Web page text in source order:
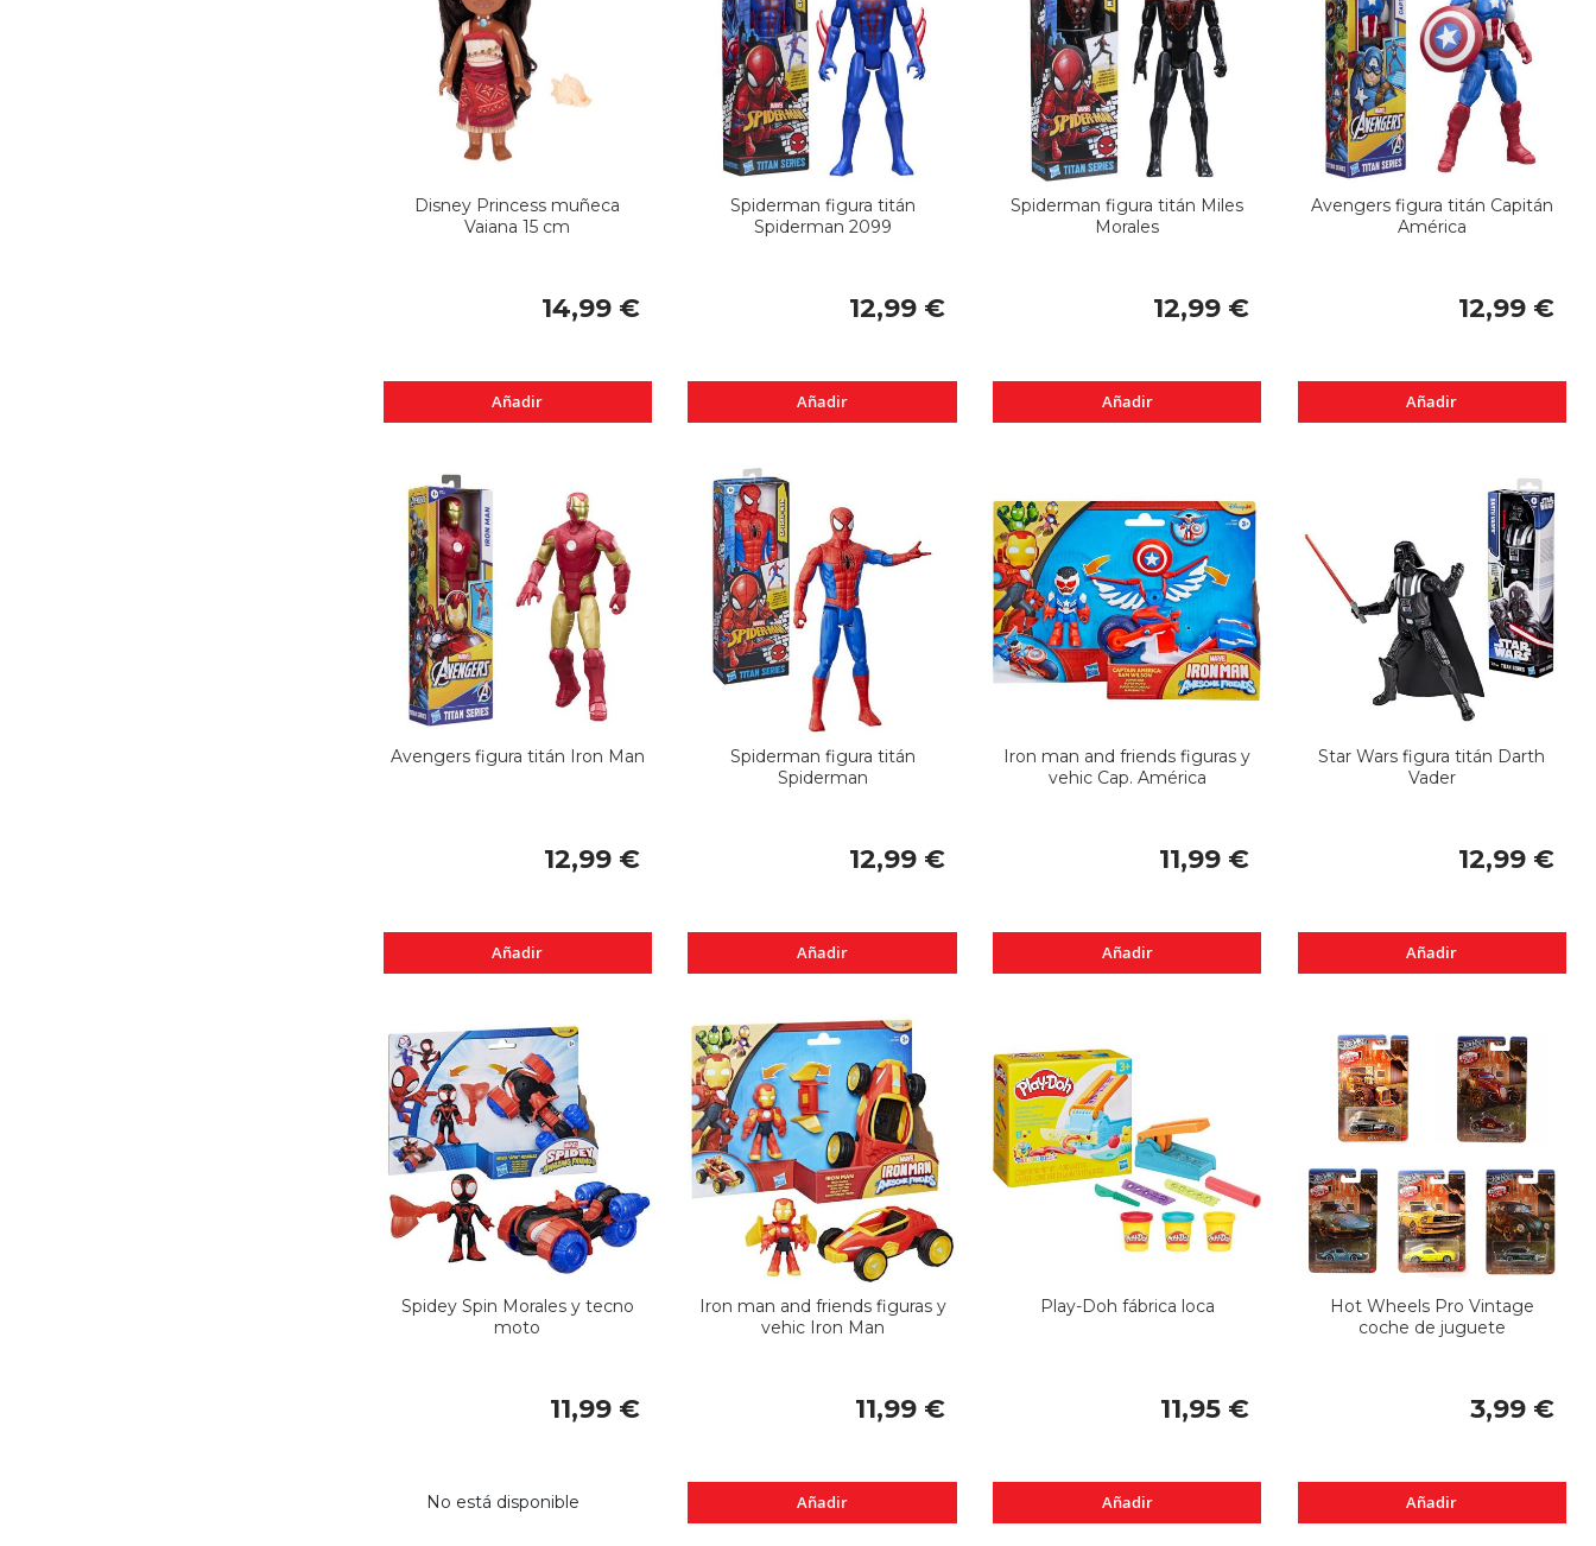
Disney Princess muñeca
Vaiana 15 cm
14,99 €
Añadir
Spiderman figura titán
Spiderman 2099
12,99 €
Añadir
Spiderman figura titán Miles
Morales
12,99 €
Añadir
Avengers figura titán Capitán
América
12,99 €
Añadir
Avengers figura titán Iron Man
12,99 €
Añadir
Spiderman figura titán
Spiderman
12,99 €
Añadir
Iron man and friends figuras y
vehic Cap. América
11,99 €
Añadir
Star Wars figura titán Darth
Vader
12,99 €
Añadir
Spidey Spin Morales y tecno
moto
11,99 €
No está disponible
Iron man and friends figuras y
vehic Iron Man
11,99 €
Añadir
Play-Doh fábrica loca
11,95 €
Añadir
Hot Wheels Pro Vintage
coche de juguete
3,99 €
Añadir